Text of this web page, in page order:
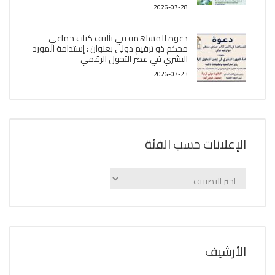
2026-07-28
دعوة للمساهمة في تأليف كتاب جماعي
محكم ذو ترقيم دولي بعنوان : إستدامة المورد
البشري في عصر التحول الرقمي
2026-07-23
الإعلانات حسب الفئة
الإعلانات
اﻷرشيف